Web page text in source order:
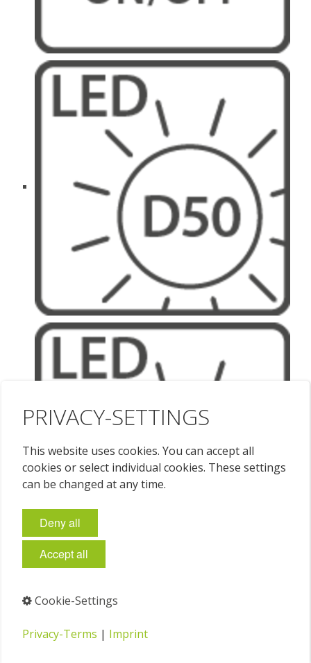
PRIVACY-SETTINGS
This website uses cookies. You can accept all
cookies or select individual cookies. These settings
can be changed at any time.
Deny all
Accept all
Cookie-Settings
Privacy-Terms | Imprint